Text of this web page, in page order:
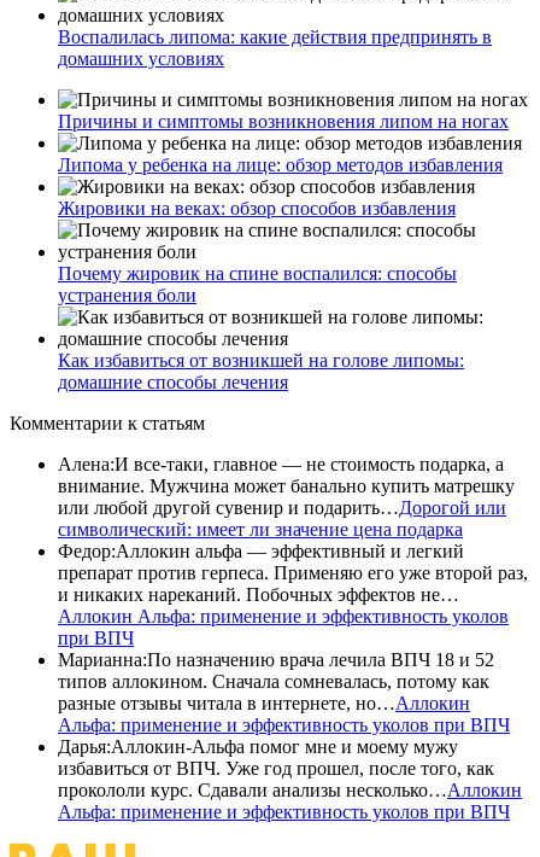
Воспалилась липома: какие действия предпринять в
домашних условиях
Причины и симптомы возникновения липом на ногах
Липома у ребенка на лице: обзор методов избавления
Жировики на веках: обзор способов избавления
Почему жировик на спине воспалился: способы
устранения боли
Как избавиться от возникшей на голове липомы:
домашние способы лечения
Комментарии к статьям
Алена:И все-таки, главное — не стоимость подарка, а
внимание. Мужчина может банально купить матрешку
или любой другой сувенир и подарить…Дорогой или
символический: имеет ли значение цена подарка
Федор:Аллокин альфа — эффективный и легкий
препарат против герпеса. Применяю его уже второй раз,
и никаких нареканий. Побочных эффектов не…
Аллокин Альфа: применение и эффективность уколов
при ВПЧ
Марианна:По назначению врача лечила ВПЧ 18 и 52
типов аллокином. Сначала сомневалась, потому как
разные отзывы читала в интернете, но…Аллокин
Альфа: применение и эффективность уколов при ВПЧ
Дарья:Аллокин-Альфа помог мне и моему мужу
избавиться от ВПЧ. Уже год прошел, после того, как
прокололи курс. Сдавали анализы несколько…Аллокин
Альфа: применение и эффективность уколов при ВПЧ